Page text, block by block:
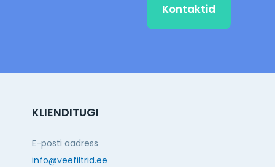
Kontaktid
KLIENDITUGI
E-posti aadress
info@veefiltrid.ee